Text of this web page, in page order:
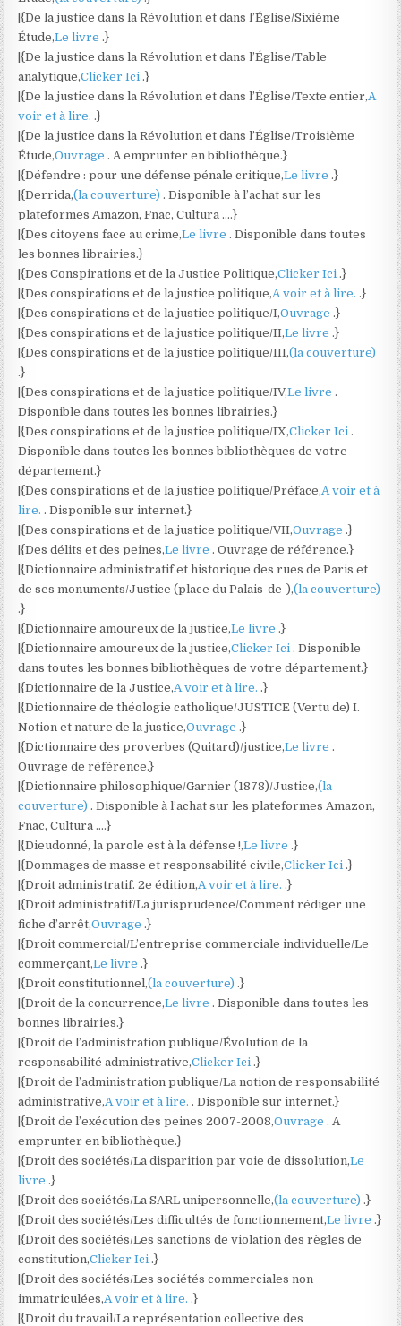
|{De la justice dans la Révolution et dans l’Église/Sixième
Étude,Le livre .}
|{De la justice dans la Révolution et dans l’Église/Table
analytique,Clicker Ici .}
|{De la justice dans la Révolution et dans l’Église/Texte entier,A
voir et à lire. .}
|{De la justice dans la Révolution et dans l’Église/Troisième
Étude,Ouvrage . A emprunter en bibliothèque.}
|{Défendre : pour une défense pénale critique,Le livre .}
|{Derrida,(la couverture) . Disponible à l’achat sur les
plateformes Amazon, Fnac, Cultura ….}
|{Des citoyens face au crime,Le livre . Disponible dans toutes
les bonnes librairies.}
|{Des Conspirations et de la Justice Politique,Clicker Ici .}
|{Des conspirations et de la justice politique,A voir et à lire. .}
|{Des conspirations et de la justice politique/I,Ouvrage .}
|{Des conspirations et de la justice politique/II,Le livre .}
|{Des conspirations et de la justice politique/III,(la couverture)
.}
|{Des conspirations et de la justice politique/IV,Le livre .
Disponible dans toutes les bonnes librairies.}
|{Des conspirations et de la justice politique/IX,Clicker Ici .
Disponible dans toutes les bonnes bibliothèques de votre
département.}
|{Des conspirations et de la justice politique/Préface,A voir et à
lire. . Disponible sur internet.}
|{Des conspirations et de la justice politique/VII,Ouvrage .}
|{Des délits et des peines,Le livre . Ouvrage de référence.}
|{Dictionnaire administratif et historique des rues de Paris et
de ses monuments/Justice (place du Palais-de-),(la couverture)
.}
|{Dictionnaire amoureux de la justice,Le livre .}
|{Dictionnaire amoureux de la justice,Clicker Ici . Disponible
dans toutes les bonnes bibliothèques de votre département.}
|{Dictionnaire de la Justice,A voir et à lire. .}
|{Dictionnaire de théologie catholique/JUSTICE (Vertu de) I.
Notion et nature de la justice,Ouvrage .}
|{Dictionnaire des proverbes (Quitard)/justice,Le livre .
Ouvrage de référence.}
|{Dictionnaire philosophique/Garnier (1878)/Justice,(la
couverture) . Disponible à l’achat sur les plateformes Amazon,
Fnac, Cultura ….}
|{Dieudonné, la parole est à la défense !,Le livre .}
|{Dommages de masse et responsabilité civile,Clicker Ici .}
|{Droit administratif. 2e édition,A voir et à lire. .}
|{Droit administratif/La jurisprudence/Comment rédiger une
fiche d’arrêt,Ouvrage .}
|{Droit commercial/L’entreprise commerciale individuelle/Le
commerçant,Le livre .}
|{Droit constitutionnel,(la couverture) .}
|{Droit de la concurrence,Le livre . Disponible dans toutes les
bonnes librairies.}
|{Droit de l’administration publique/Évolution de la
responsabilité administrative,Clicker Ici .}
|{Droit de l’administration publique/La notion de responsabilité
administrative,A voir et à lire. . Disponible sur internet.}
|{Droit de l’exécution des peines 2007-2008,Ouvrage . A
emprunter en bibliothèque.}
|{Droit des sociétés/La disparition par voie de dissolution,Le
livre .}
|{Droit des sociétés/La SARL unipersonnelle,(la couverture) .}
|{Droit des sociétés/Les difficultés de fonctionnement,Le livre .}
|{Droit des sociétés/Les sanctions de violation des règles de
constitution,Clicker Ici .}
|{Droit des sociétés/Les sociétés commerciales non
immatriculées,A voir et à lire. .}
|{Droit du travail/La représentation collective des